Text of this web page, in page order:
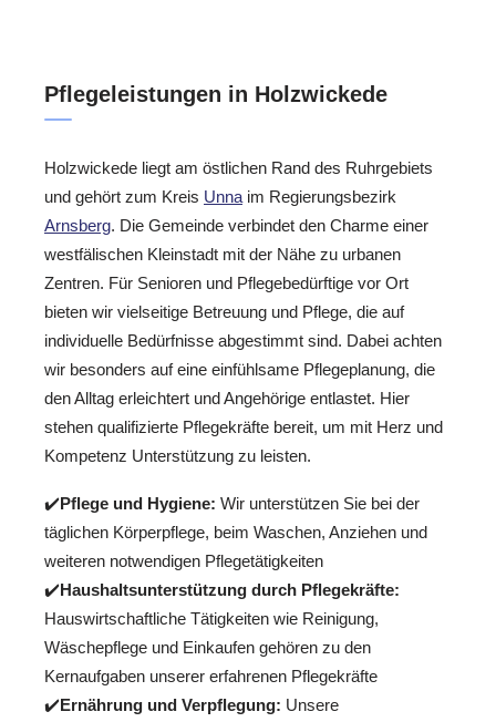
Pflegeleistungen in Holzwickede
Holzwickede liegt am östlichen Rand des Ruhrgebiets
und gehört zum Kreis Unna im Regierungsbezirk
Arnsberg. Die Gemeinde verbindet den Charme einer
westfälischen Kleinstadt mit der Nähe zu urbanen
Zentren. Für Senioren und Pflegebedürftige vor Ort
bieten wir vielseitige Betreuung und Pflege, die auf
individuelle Bedürfnisse abgestimmt sind. Dabei achten
wir besonders auf eine einfühlsame Pflegeplanung, die
den Alltag erleichtert und Angehörige entlastet. Hier
stehen qualifizierte Pflegekräfte bereit, um mit Herz und
Kompetenz Unterstützung zu leisten.
✔️Pflege und Hygiene: Wir unterstützen Sie bei der
täglichen Körperpflege, beim Waschen, Anziehen und
weiteren notwendigen Pflegetätigkeiten
✔️Haushaltsunterstützung durch Pflegekräfte:
Hauswirtschaftliche Tätigkeiten wie Reinigung,
Wäschepflege und Einkaufen gehören zu den
Kernaufgaben unserer erfahrenen Pflegekräfte
✔️Ernährung und Verpflegung: Unsere